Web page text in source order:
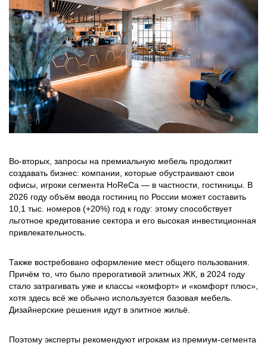
Во-вторых, запросы на премиальную мебель продолжит
создавать бизнес: компании, которые обустраивают свои
офисы, игроки сегмента HoReCa — в частности, гостиницы. В
2026 году объём ввода гостиниц по России может составить
10,1 тыс. номеров (+20%) год к году: этому способствует
льготное кредитование сектора и его высокая инвестиционная
привлекательность.
Также востребовано оформление мест общего пользования.
Причём то, что было прерогативой элитных ЖК, в 2024 году
стало затрагивать уже и классы «комфорт» и «комфорт плюс»,
хотя здесь всё же обычно используется базовая мебель.
Дизайнерские решения идут в элитное жильё.
Поэтому эксперты рекомендуют игрокам из премиум-сегмента